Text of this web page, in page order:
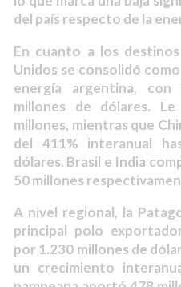
del país respecto de la
En cuanto a los
Unidos se consolidó
energía argentina, con
millones de dólares.
millones, mientras que
del 411% interanual
dólares. Brasil e India
50 millones
A nivel regional, la
principal polo
por 1.230 millones de
un crecimiento